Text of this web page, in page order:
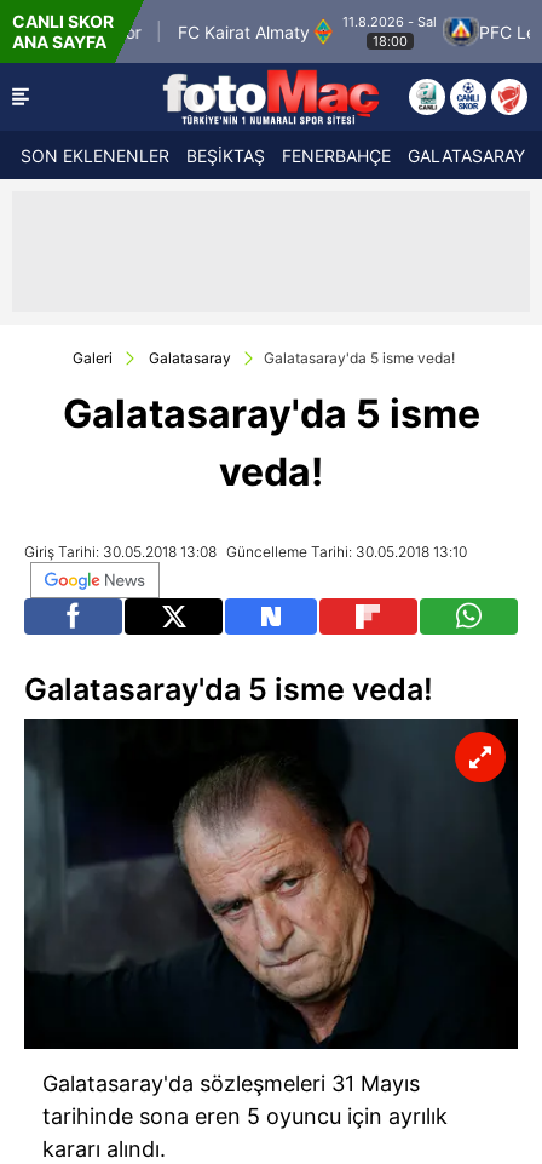
CANLI SKOR
ANA SAYFA
FC Kairat Almaty
11.8.2026 - Sal
18:00
PFC Levski
SON EKLENENLER BEŞİKTAŞ FENERBAHÇE GALATASARAY
Galeri Galatasaray Galatasaray'da 5 isme veda!
Galatasaray'da 5 isme
veda!
Giriş Tarihi: 30.05.2018 13:08 Güncelleme Tarihi: 30.05.2018 13:10
Galatasaray'da 5 isme veda!
Galatasaray'da sözleşmeleri 31 Mayıs
tarihinde sona eren 5 oyuncu için ayrılık
kararı alındı.